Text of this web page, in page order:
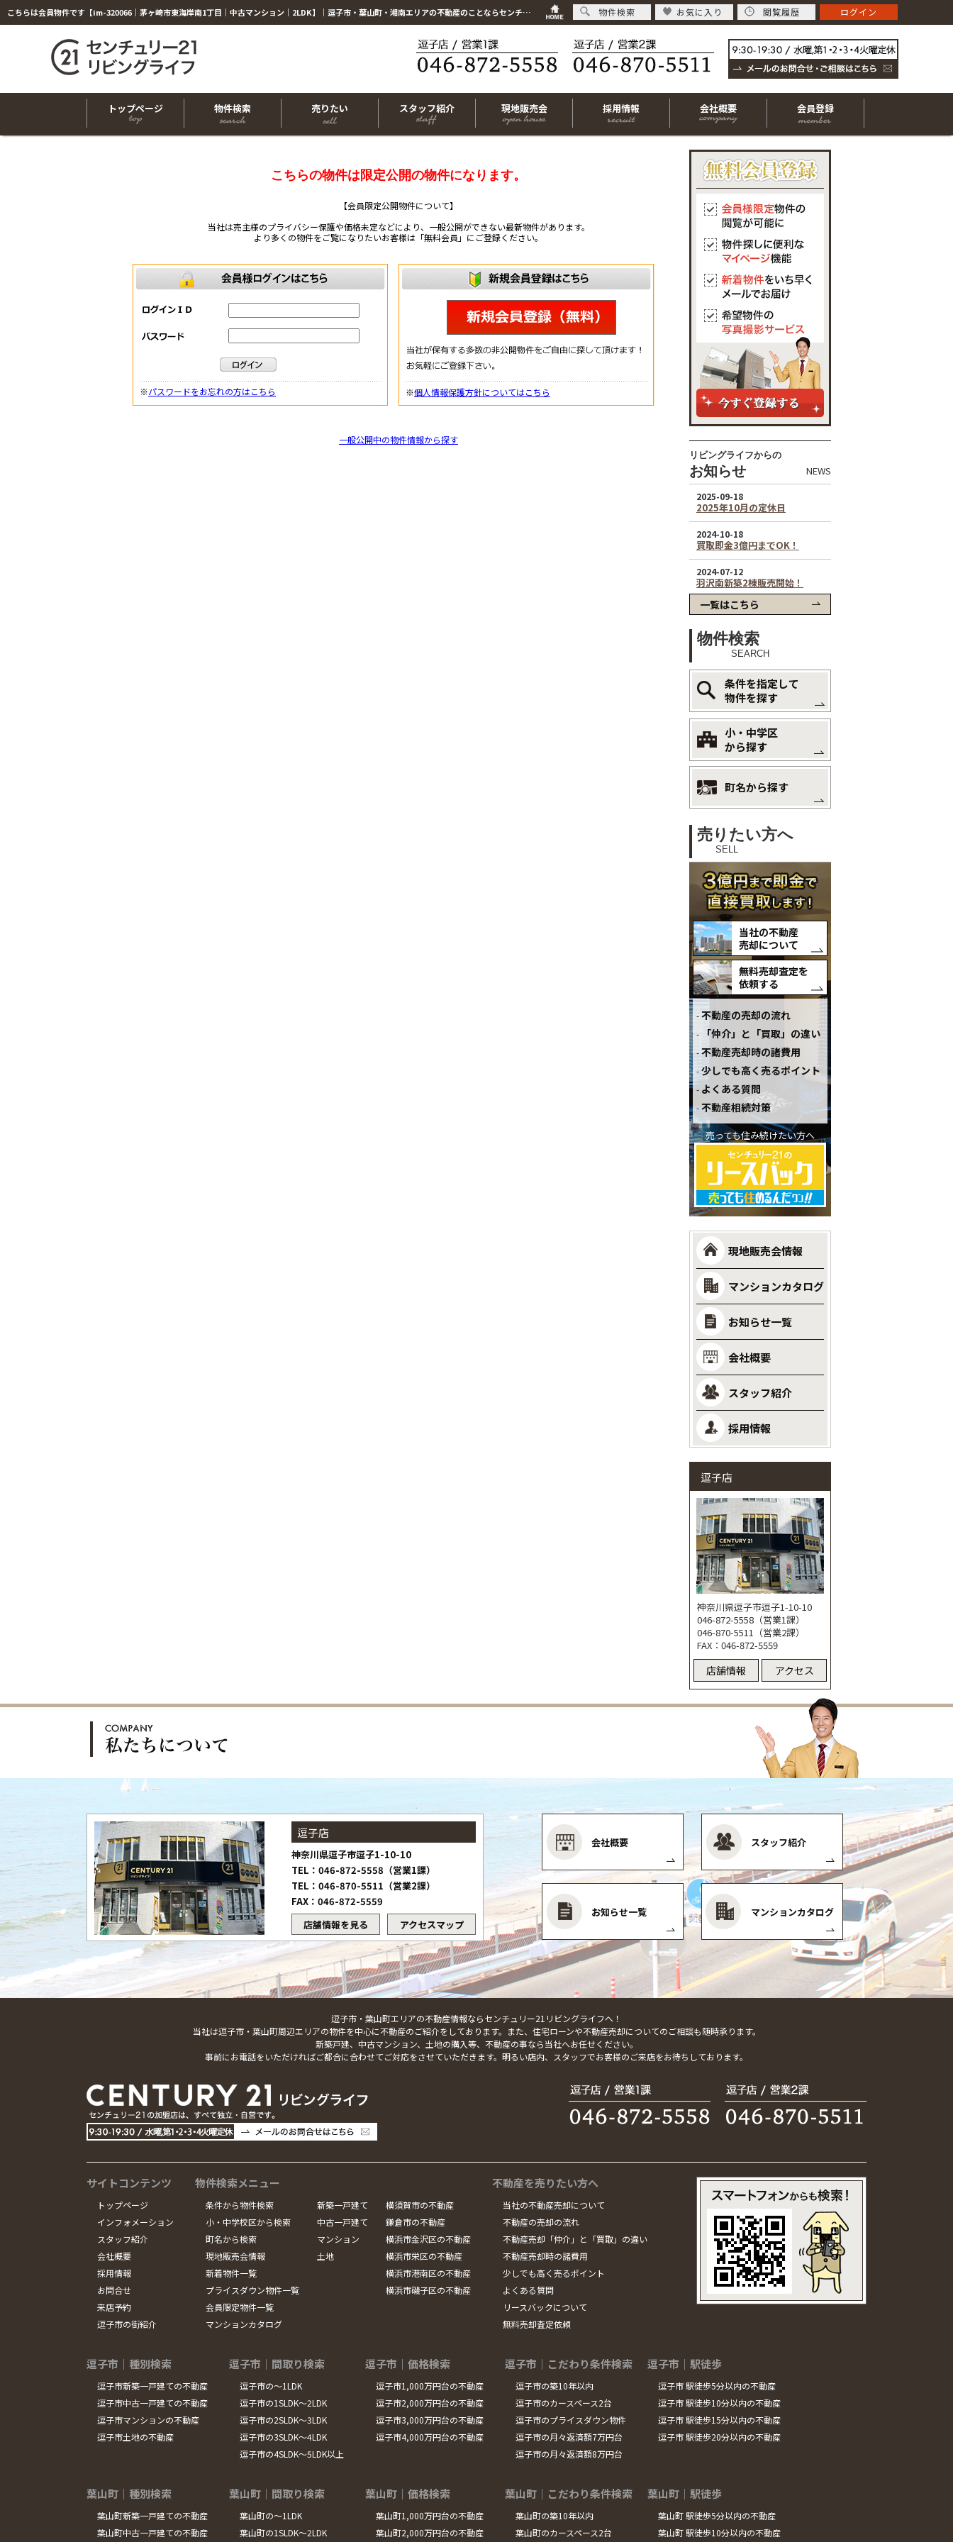
こちらは会員物件です【im-320066｜茅ヶ崎市東海岸南1丁目｜中古マンション｜2LDK】｜逗子市・葉山町・湘南エリアの不動産のことならセンチュリー21リビングライフにお任せください！
トップページ 物件検索 売りたい スタッフ紹介 現地販売会 採用情報 会社概要 会員登録
こちらの物件は限定公開の物件になります。
【会員限定公開物件について】
当社は売主様のプライバシー保護や価格未定などにより、一般公開ができない最新物件があります。
より多くの物件をご覧になりたいお客様は「無料会員」にご登録ください。
※パスワードをお忘れの方はこちら ※個人情報保護方針についてはこちら
一般公開中の物件情報から探す
リビングライフからの
お知らせ NEWS
一覧はこちら
物件検索
SEARCH
条件を指定して
物件を探す
小・中学区
から探す
町名から探す
売りたい方へ
SELL
当社の不動産
売却について
無料売却査定を
依頼する
不動産の売却の流れ
「仲介」と「買取」の違い
不動産売却時の諸費用
少しでも高く売るポイント
よくある質問
不動産相続対策
売っても住み続けたい方へ
現地販売会情報
マンションカタログ
お知らせ一覧
会社概要
スタッフ紹介
採用情報
逗子店
神奈川県逗子市逗子1-10-10
046-872-5558（営業1課）
046-870-5511（営業2課）
FAX：046-872-5559
店舗情報 アクセス
逗子店
神奈川県逗子市逗子1-10-10
TEL：046-872-5558（営業1課）
TEL：046-870-5511（営業2課）
FAX：046-872-5559
店舗情報を見る
アクセスマップ
会社概要 スタッフ紹介
お知らせ一覧 マンションカタログ
逗子市・葉山町エリアの不動産情報ならセンチュリー21リビングライフへ！
当社は逗子市・葉山町周辺エリアの物件を中心に不動産のご紹介をしております。また、住宅ローンや不動産売却についてのご相談も随時承ります。
新築戸建、中古マンション、土地の購入等、不動産の事なら当社へお任せください。
事前にお電話をいただければご都合に合わせてご対応をさせていただきます。明るい店内、スタッフでお客様のご来店をお待ちしております。
サイトコンテンツ
トップページ
インフォメーション
スタッフ紹介
会社概要
採用情報
お問合せ
来店予約
逗子市の街紹介
物件検索メニュー
条件から物件検索
小・中学校区から検索
町名から検索
現地販売会情報
新着物件一覧
プライスダウン物件一覧
会員限定物件一覧
マンションカタログ
新築一戸建て
中古一戸建て
マンション
土地
横須賀市の不動産
鎌倉市の不動産
横浜市金沢区の不動産
横浜市栄区の不動産
横浜市港南区の不動産
横浜市磯子区の不動産
不動産を売りたい方へ
当社の不動産売却について
不動産の売却の流れ
不動産売却「仲介」と「買取」の違い
不動産売却時の諸費用
少しでも高く売るポイント
よくある質問
リースバックについて
無料売却査定依頼
逗子市｜種別検索
逗子市新築一戸建ての不動産
逗子市中古一戸建ての不動産
逗子市マンションの不動産
逗子市土地の不動産
逗子市｜間取り検索
逗子市の～1LDK
逗子市の1SLDK～2LDK
逗子市の2SLDK～3LDK
逗子市の3SLDK～4LDK
逗子市の4SLDK～5LDK以上
逗子市｜価格検索
逗子市1,000万円台の不動産
逗子市2,000万円台の不動産
逗子市3,000万円台の不動産
逗子市4,000万円台の不動産
逗子市｜こだわり条件検索
逗子市の築10年以内
逗子市のカースペース2台
逗子市のプライスダウン物件
逗子市の月々返済額7万円台
逗子市の月々返済額8万円台
逗子市｜駅徒歩
逗子市 駅徒歩5分以内の不動産
逗子市 駅徒歩10分以内の不動産
逗子市 駅徒歩15分以内の不動産
逗子市 駅徒歩20分以内の不動産
葉山町｜種別検索
葉山町新築一戸建ての不動産
葉山町中古一戸建ての不動産
葉山町｜間取り検索
葉山町の～1LDK
葉山町の1SLDK～2LDK
葉山町｜価格検索
葉山町1,000万円台の不動産
葉山町2,000万円台の不動産
葉山町｜こだわり条件検索
葉山町の築10年以内
葉山町のカースペース2台
葉山町｜駅徒歩
葉山町 駅徒歩5分以内の不動産
葉山町 駅徒歩10分以内の不動産
物件検索 お気に入り 閲覧履歴 ログイン